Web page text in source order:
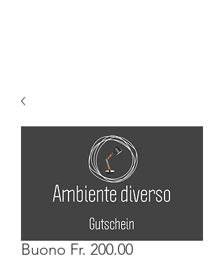
Buono Fr. 200.00